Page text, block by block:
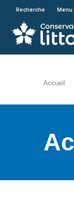
Recherche Menu
Accueil